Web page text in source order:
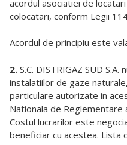
acordul asociatiei de
colocatari, conform Legii
Acordul de principiu este
2. S.C. DISTRIGAZ SUD
instalatiilor de gaze
particulare autorizate in
Nationala de Reglementare
Costul lucrarilor este
beneficiar cu acestea.